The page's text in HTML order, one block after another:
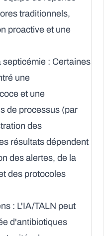
traditionnels,
proactive et une
septicémie : Certaines
une
et une
de processus (par
des
résultats dépendent
des alertes, de la
des protocoles
: L'IA/TALN peut
d'antibiotiques